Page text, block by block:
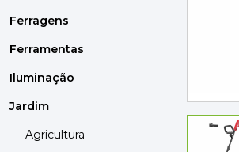
MOBILIÁRIO
PAVIMENTOS E REVESTIMENTOS
DYRUP
Ferragens
Ferramentas
Iluminação
Jardim
Agricultura